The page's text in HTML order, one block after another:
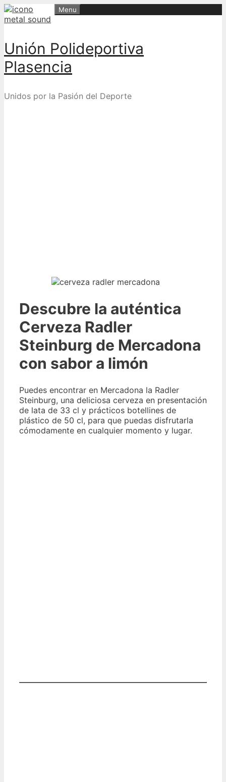
Skip
to
Unión Polideportiva
Plasencia
Unidos por la Pasión del Deporte
Menu
Descubre la auténtica
Cerveza Radler
Steinburg de Mercadona
con sabor a limón
Puedes encontrar en Mercadona la Radler
Steinburg, una deliciosa cerveza en presentación
de lata de 33 cl y prácticos botellines de
plástico de 50 cl, para que puedas disfrutarla
cómodamente en cualquier momento y lugar.